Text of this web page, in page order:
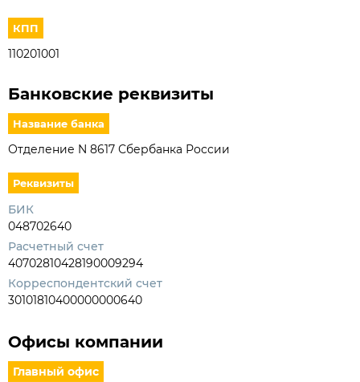
КПП
110201001
Банковские реквизиты
Название банка
Отделение N 8617 Сбербанка России
Реквизиты
БИК
048702640
Расчетный счет
40702810428190009294
Корреспондентский счет
30101810400000000640
Офисы компании
Главный офис